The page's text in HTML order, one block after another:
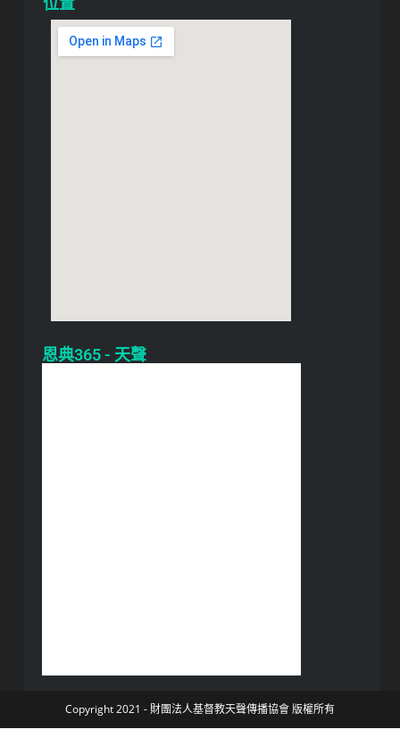
恩典365 - 天聲
Copyright 2021 - 財團法人基督教天聲傳播協會 版權所有